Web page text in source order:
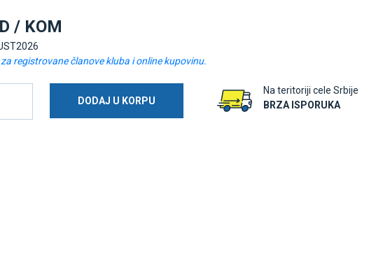
/ KOM
registrovane članove kluba i online kupovinu.
DODAJ U KORPU
Na teritoriji cele Srbije
BRZA ISPORUKA